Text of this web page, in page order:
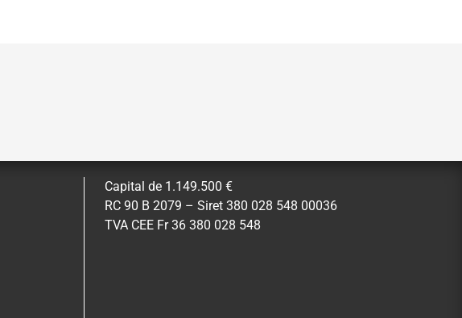
Capital de 1.149.500 €
RC 90 B 2079 – Siret 380 028 548 00036
TVA CEE Fr 36 380 028 548